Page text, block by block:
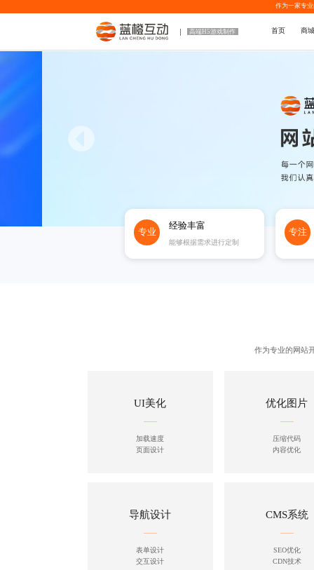
作为一家专业
高端H5游戏制作 首页 商
专业
经验丰富
能够根据需求进行定制
专注
作为专业的网站
UI美化
加载速度
页面设计
优化图片
压缩代码
内容优化
导航设计
表单设计
交互设计
CMS系统
SEO优化
CDN技术